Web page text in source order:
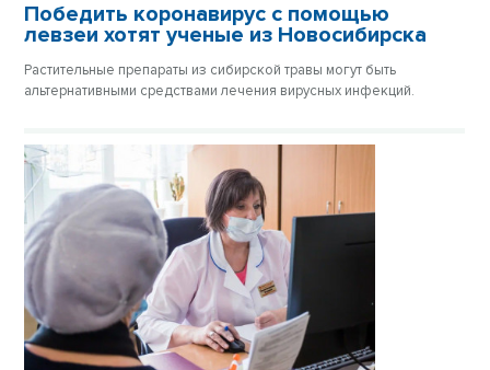
Победить коронавирус с помощью
левзеи хотят ученые из Новосибирска
Растительные препараты из сибирской травы могут быть
альтернативными средствами лечения вирусных инфекций.